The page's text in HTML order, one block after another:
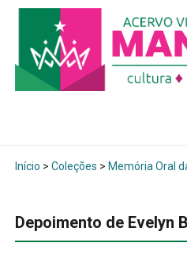
Início > Coleções > Memória Oral
Depoimento de Evelyn